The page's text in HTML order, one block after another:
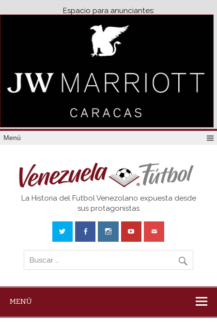
Espacio para anunciantes:
Menú
Venezuela
La Historia del Futbol Venezolano expuesta desde
sus protagonistas
MENÚ